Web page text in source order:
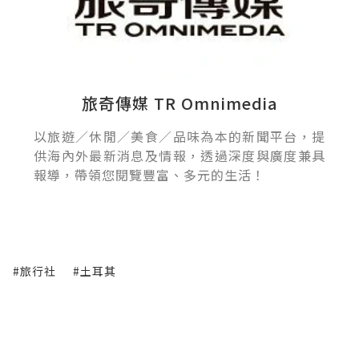
旅奇傳媒 TR Omnimedia
以旅遊／休閒／美食／品味為本的新聞平台，提
供海內外最新消息及情報，透過深度與廣度兼具
報導，帶領您閱覽豐富、多元的生活！
#旅行社 #土耳其